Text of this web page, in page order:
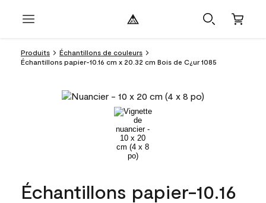
Produits
Échantillons de couleurs
Échantillons papier-10.16 cm x 20.32 cm Bois de C¿ur 1085
Échantillons papier-10.16